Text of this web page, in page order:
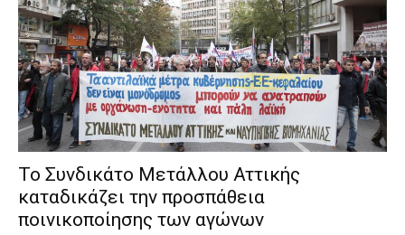
Το Συνδικάτο Μετάλλου Αττικής
καταδικάζει την προσπάθεια
ποινικοποίησης των αγώνων